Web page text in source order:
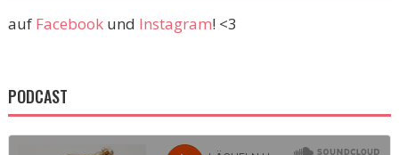
auf Facebookund Instagram! <3
PODCAST